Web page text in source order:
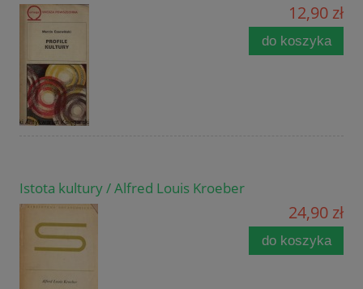
12,90 zł
do koszyka
Istota kultury / Alfred Louis Kroeber
24,90 zł
do koszyka